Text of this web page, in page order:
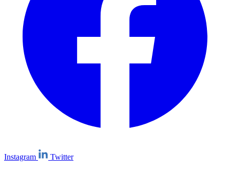
Instagram Twitter